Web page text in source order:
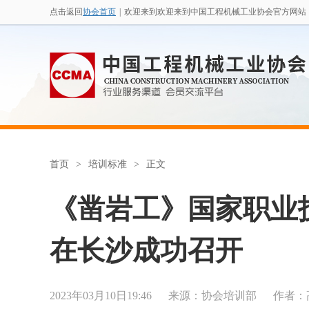
点击返回协会首页 欢迎来到欢迎来到中国工程机械工业协会官方网站
首页 > 培训标准 > 正文
《凿岩工》国家职
在长沙成功召开
2023年03月10日19:46 来源： 协会培训部 作者：